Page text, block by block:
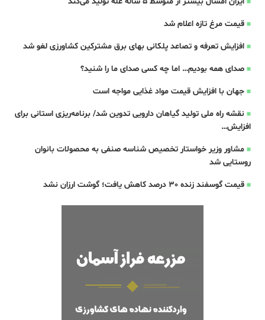
قیمت مرغ تازه اعلام شد
افزایش تعرفه و تصاعد پلکانی بهای برق مشترکین کشاورزی لغو شد
صدای همه بودیم… اما چه کسی صدای ما را شنید؟
جهان با افزایش قیمت مواد غذایی مواجه است
نقشه راه ملی تولید گیاهان دارویی تدوین شد/ برنامه‌ریزی استانی برای
افزایش…
مشاور وزیر خواستار تخصیص شناسه صنفی به محصولات بانوان
روستایی شد
قیمت گوسفند زنده 30 درصد کاهش یافت؛ گوشت ارزان نشد